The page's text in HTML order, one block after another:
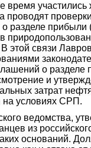
участились
проводят
разделе
этой связи
о разделе
и
затрат
условиях СРП.
ведомства,
из
оснований.